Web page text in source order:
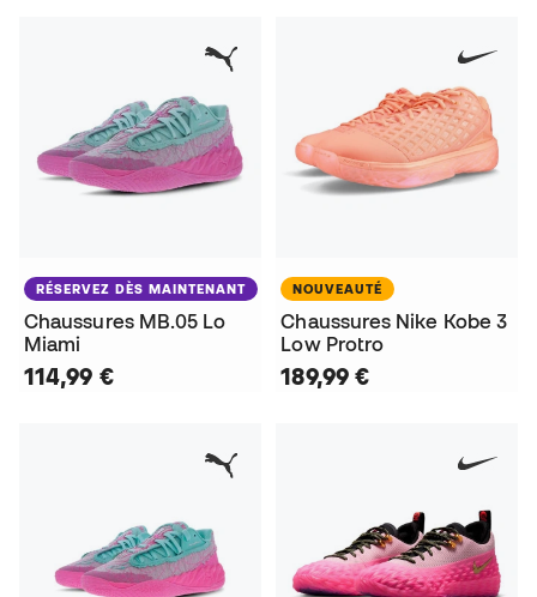
RÉSERVEZ DÈS MAINTENANT
Chaussures MB.05 Lo
Miami
114,99 €
NOUVEAUTÉ
Chaussures Nike Kobe 3
Low Protro
189,99 €